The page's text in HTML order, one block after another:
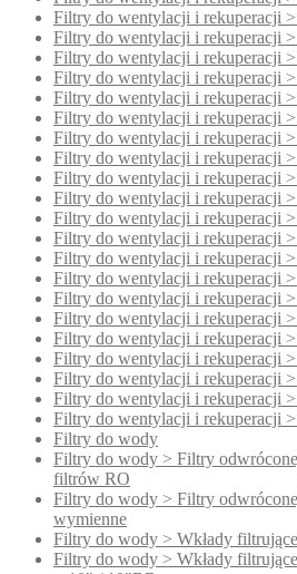
Filtry do wentylacji i rekuperacji
Filtry do wentylacji i rekuperacji
Filtry do wentylacji i rekuperacji
Filtry do wentylacji i rekuperacji
Filtry do wentylacji i rekuperacji
Filtry do wentylacji i rekuperacji
Filtry do wentylacji i rekuperacji
Filtry do wentylacji i rekuperacji
Filtry do wentylacji i rekuperacji
Filtry do wentylacji i rekuperacji
Filtry do wentylacji i rekuperacji
Filtry do wentylacji i rekuperacji
Filtry do wentylacji i rekuperacji
Filtry do wentylacji i rekuperacji
Filtry do wentylacji i rekuperacji
Filtry do wentylacji i rekuperacji
Filtry do wentylacji i rekuperacji
Filtry do wentylacji i rekuperacji
Filtry do wentylacji i rekuperacji
Filtry do wentylacji i rekuperacji
Filtry do wentylacji i rekuperacji
Filtry do wody
Filtry do wody > Filtry
filtrów RO
Filtry do wody > Filtry
wymienne
Filtry do wody > Wkłady
Filtry do wody > Wkłady